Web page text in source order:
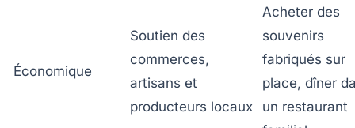
Économique
Soutien des
commerces,
artisans et
producteurs locaux
Acheter des
souvenirs
fabriqués sur
place, dîner
un restaurant